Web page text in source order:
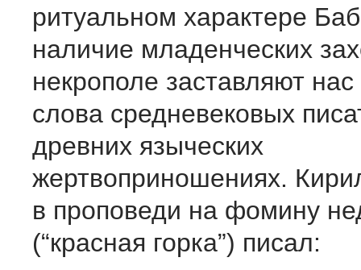
ритуальном характере
наличие младенческих
некрополе заставля­ют
слова средневе­ковых
древних языче­ских
жертвоприношениях.
в проповеди на фомину
(“красная горка”) писал: